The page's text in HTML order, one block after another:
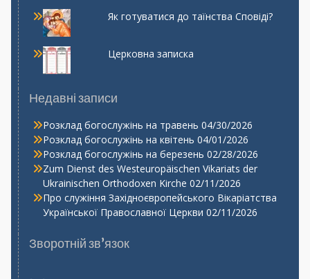
Як готуватися до таїнства Сповіді?
Церковна записка
Недавні записи
Розклад богослужінь на травень 04/30/2026
Розклад богослужінь на квітень 04/01/2026
Розклад богослужінь на березень 02/28/2026
Zum Dienst des Westeuropäischen Vikariats der
Ukrainischen Orthodoxen Kirche 02/11/2026
Про служіння Західноєвропейського Вікаріатства
Української Православної Церкви 02/11/2026
Зворотній зв’язок